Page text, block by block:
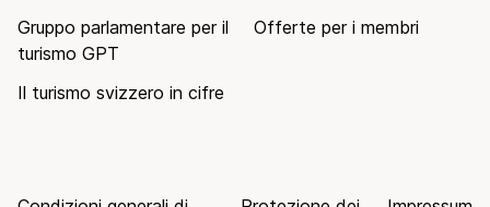
Gruppo parlamentare per il
turismo GPT
Il turismo svizzero in cifre
Offerte per i membri